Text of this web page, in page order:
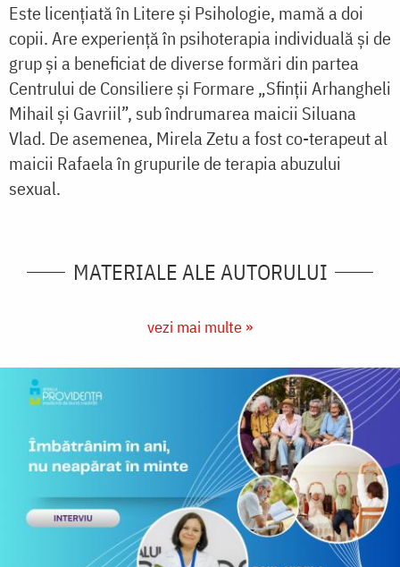
Este licenţiată în Litere şi Psi­hologie, mamă a doi
copii. Are experienţă în psihoterapia individuală și de
grup şi a beneficiat de diverse formări din par­tea
Centrului de Consiliere şi For­mare „Sfinții Arhangheli
Mihail și Gavriil”, sub îndrumarea maicii Siluana
Vlad. De asemenea, Mirela Zetu a fost co-tera­pe­ut al
maicii Rafaela în grupurile de te­ra­pia abuzului
sexual.
MATERIALE ALE AUTORULUI
vezi mai multe »